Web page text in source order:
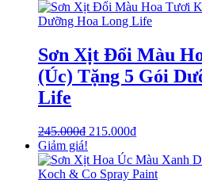
Sơn Xịt Đổi Màu
(Úc) Tặng 5 Gói
Life
245.000₫ 215.000₫
Giảm giá!